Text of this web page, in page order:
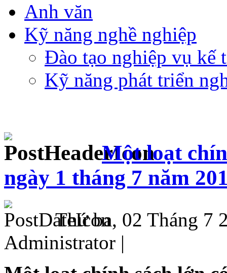
Anh văn
Kỹ năng nghề nghiệp
Đào tạo nghiệp vụ kế
Kỹ năng phát triển
Một loạt
ngày 1 tháng 7 năm
Thứ ba, 02 Tháng 7
Administrator |